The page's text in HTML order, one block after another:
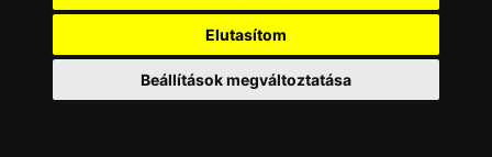
Elutasítom
Beállítások megváltoztatása